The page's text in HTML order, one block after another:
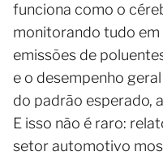
funciona como o
monitorando tudo
emissões de
e o desempenho
do padrão esperado,
E isso não é raro:
setor automotivo